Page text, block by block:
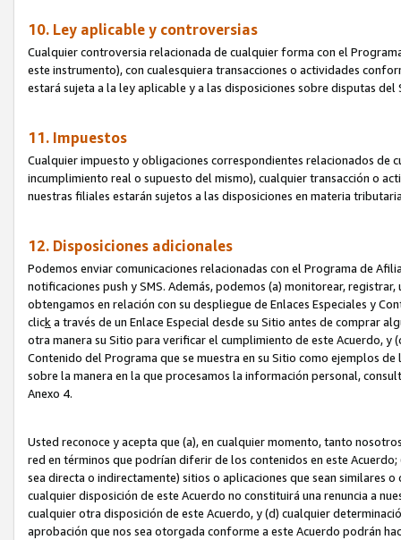
10. Ley aplicable y controversias
Cualquier controversia relacionada de cualquier forma con el
este instrumento), con cualesquiera transacciones o actividades
estará sujeta a la ley aplicable y a las disposiciones sobre disputas
11. Impuestos
Cualquier impuesto y obligaciones correspondientes relacionados de
incumplimiento real o supuesto del mismo), cualquier transacción o
nuestras filiales estarán sujetos a las disposiciones en materia
12. Disposiciones adicionales
Podemos enviar comunicaciones relacionadas con el Programa de
notificaciones push y SMS. Además, podemos (a) monitorear,
obtengamos en relación con su despliegue de Enlaces Especiales y
clicka través de un Enlace Especial desde su Sitio antes de comprar
otra manera su Sitio para verificar el cumplimiento de este Acuerdo,
Contenido del Programa que se muestra en su Sitio como ejemplos
sobre la manera en la que procesamos la información personal,
Anexo 4.
Usted reconoce y acepta que (a), en cualquier momento, tanto
red en términos que podrían diferir de los contenidos en este
sea directa o indirectamente) sitios o aplicaciones que sean similares
cualquier disposición de este Acuerdo no constituirá una renuncia a
cualquier otra disposición de este Acuerdo, y (d) cualquier
aprobación que nos sea otorgada conforme a este Acuerdo podrán